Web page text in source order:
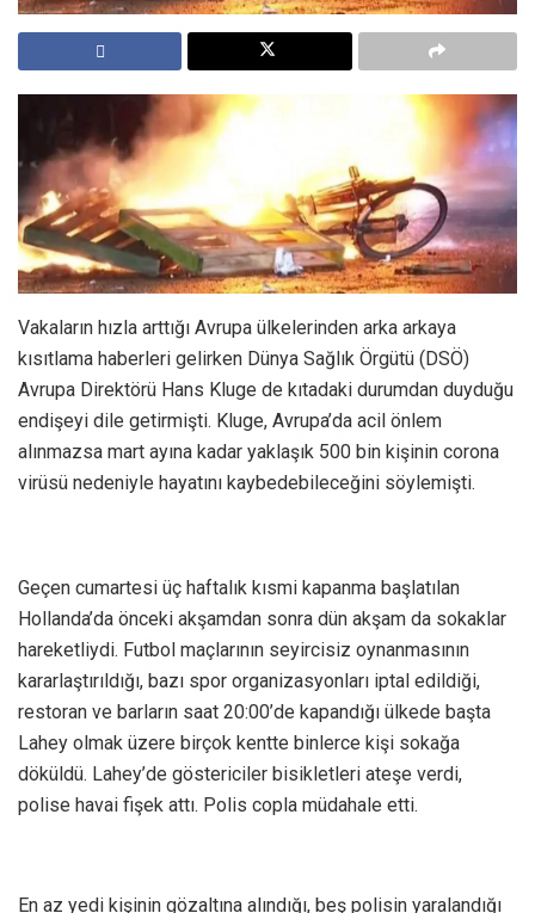
Vakaların hızla arttığı Avrupa ülkelerinden arka arkaya
kısıtlama haberleri gelirken Dünya Sağlık Örgütü (DSÖ)
Avrupa Direktörü Hans Kluge de kıtadaki durumdan duyduğu
endişeyi dile getirmişti. Kluge, Avrupa’da acil önlem
alınmazsa mart ayına kadar yaklaşık 500 bin kişinin corona
virüsü nedeniyle hayatını kaybedebileceğini söylemişti.
Geçen cumartesi üç haftalık kısmi kapanma başlatılan
Hollanda’da önceki akşamdan sonra dün akşam da sokaklar
hareketliydi. Futbol maçlarının seyircisiz oynanmasının
kararlaştırıldığı, bazı spor organizasyonları iptal edildiği,
restoran ve barların saat 20:00’de kapandığı ülkede başta
Lahey olmak üzere birçok kentte binlerce kişi sokağa
döküldü. Lahey’de göstericiler bisikletleri ateşe verdi,
polise havai fişek attı. Polis copla müdahale etti.
En az yedi kişinin gözaltına alındığı, beş polisin yaralandığı